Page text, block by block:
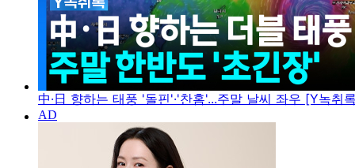
中·日 향하는 태풍 '돌핀'·'찬홈'...주말 날씨 좌우 [Y녹취